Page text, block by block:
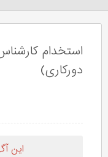
استخدام
دورکاری)
این